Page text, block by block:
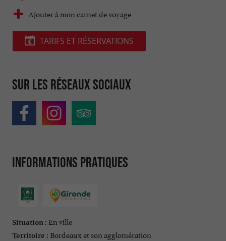
Ajouter à mon carnet de voyage
TARIFS ET RÉSERVATIONS
Sur les réseaux sociaux
Informations pratiques
Situation : En ville
Territoire : Bordeaux et son agglomération